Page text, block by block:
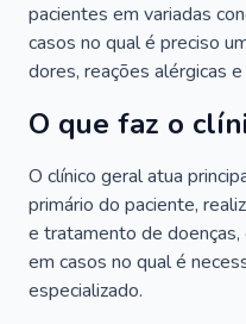
pacientes em variadas
casos no qual é preciso
dores, reações alérgicas
O que faz o
O clínico geral atua
primário do paciente,
e tratamento de
em casos no qual é
especializado.